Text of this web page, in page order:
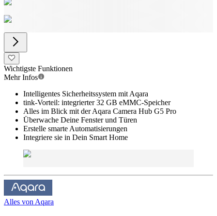
Wichtigste Funktionen
Mehr Infos
Intelligentes Sicherheitssystem mit Aqara
tink-Vorteil: integrierter 32 GB eMMC-Speicher
Alles im Blick mit der Aqara Camera Hub G5 Pro
Überwache Deine Fenster und Türen
Erstelle smarte Automatisierungen
Integriere sie in Dein Smart Home
Alles von Aqara